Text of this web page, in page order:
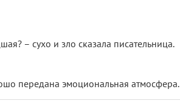
– сухо и зло сказала писательница.
передана эмоциональная атмосфера.